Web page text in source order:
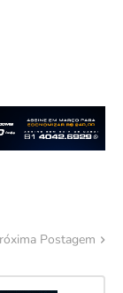
Postagem